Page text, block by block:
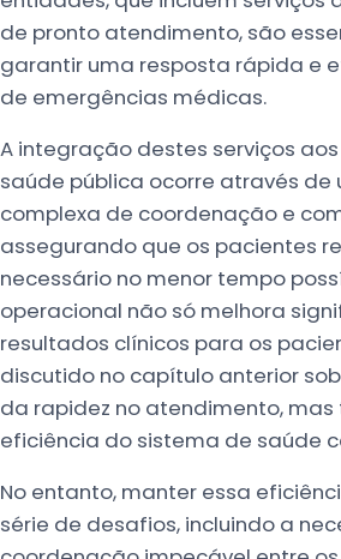
de pronto atendimento, são
garantir uma resposta rápida e
de emergências médicas.
A integração destes serviços
saúde pública ocorre através de
complexa de coordenação e
assegurando que os pacientes
necessário no menor tempo
operacional não só melhora
resultados clínicos para os
discutido no capítulo anterior
da rapidez no atendimento,
eficiência do sistema de saúde
No entanto, manter essa
série de desafios, incluindo a